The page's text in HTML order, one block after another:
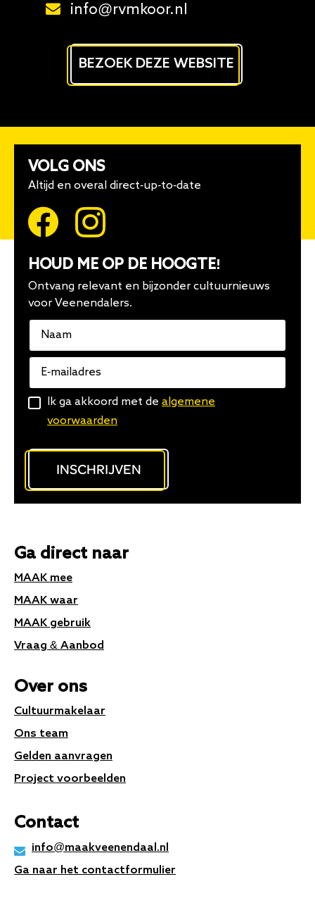
info@rvmkoor.nl
BEZOEK DEZE WEBSITE
VOLG ONS
Altijd en overal direct-up-to-date
HOUD ME OP DE HOOGTE!
Ontvang relevant en bijzonder cultuurnieuws
voor Veenendalers.
Naam
Algemene
voorwaarden
Ik ga akkoord met de algemene
voorwaarden
INSCHRIJVEN
Ga direct naar
MAAK mee
MAAK waar
MAAK gebruik
Vraag & Aanbod
Over ons
Cultuurmakelaar
Ons team
Gelden aanvragen
Project voorbeelden
Contact
info@maakveenendaal.nl
Ga naar het contactformulier